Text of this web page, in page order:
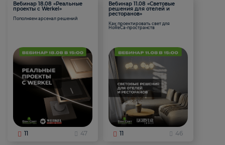
Вебинар 18.08 «Реальные
проекты с Werkel»
Пополняем арсенал решений
11 47
Вебинар 11.08 «Световые
решения для отелей и
ресторанов»
Как проектировать свет для
HoReCa-пространств
11 46